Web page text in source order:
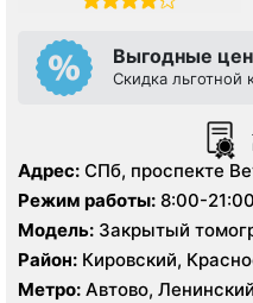
Выгодные
Скидка льготной
Адрес: СПб, проспекте
Режим работы: 8:00-21:00
Модель: Закрытый
1.5 Тесла
Район: Кировский,
область, Московский,
Метро: Автово,